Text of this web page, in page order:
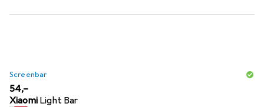
Screenbar
EUR
54,–
Xiaomi Light Bar